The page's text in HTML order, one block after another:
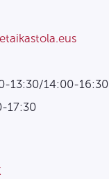
13:30/14:00-16:30
17:30